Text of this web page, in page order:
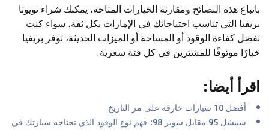
باتباع هذه النصائح ومقارنة الخيارات المتاحة، يمكنك شراء تويوتا
بريفيا التي تناسب احتياجاتك في الإمارات بكل ثقة. سواء كنت
تفضل كفاءة الوقود أو المساحة أو الميزات الحديثة، توفر بريفيا
خيارًا موثوقًا للمشترين في كل فئة سعرية.
اقرأ أيضا:
أفضل 10 سيارات خارقة على مر التاريخ
سبيشل 95 مقابل سوبر 98: فهم نوع الوقود الذي تحتاجه سيارتك في